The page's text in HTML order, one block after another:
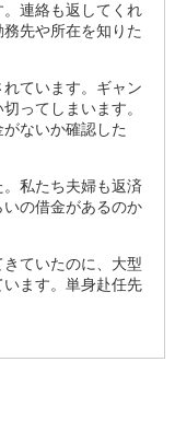
連絡も返してくれ
先や所在を知りた
ています。ギャン
ってしまいます。
ないか確認した
私たち夫婦も返済
の借金があるのか
ていたのに、大型
ます。単身赴任先